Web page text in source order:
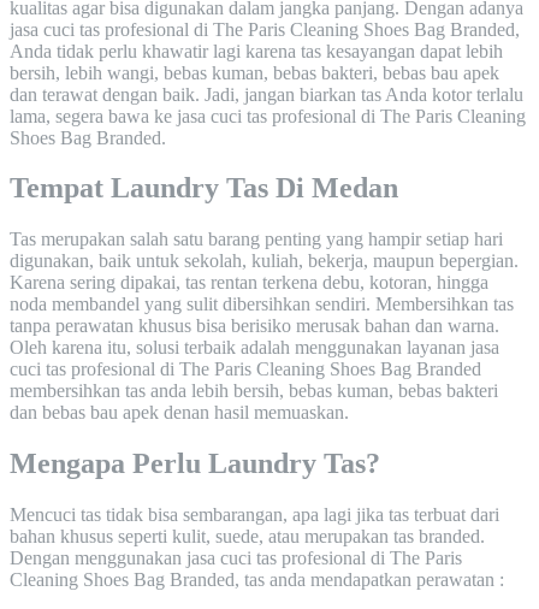
kualitas agar bisa digunakan dalam jangka panjang. Dengan adanya
jasa cuci tas profesional di The Paris Cleaning Shoes Bag Branded,
Anda tidak perlu khawatir lagi karena tas kesayangan dapat lebih
bersih, lebih wangi, bebas kuman, bebas bakteri, bebas bau apek
dan terawat dengan baik. Jadi, jangan biarkan tas Anda kotor terlalu
lama, segera bawa ke jasa cuci tas profesional di The Paris Cleaning
Shoes Bag Branded.
Tempat Laundry Tas Di Medan
Tas merupakan salah satu barang penting yang hampir setiap hari
digunakan, baik untuk sekolah, kuliah, bekerja, maupun bepergian.
Karena sering dipakai, tas rentan terkena debu, kotoran, hingga
noda membandel yang sulit dibersihkan sendiri. Membersihkan tas
tanpa perawatan khusus bisa berisiko merusak bahan dan warna.
Oleh karena itu, solusi terbaik adalah menggunakan layanan jasa
cuci tas profesional di The Paris Cleaning Shoes Bag Branded
membersihkan tas anda lebih bersih, bebas kuman, bebas bakteri
dan bebas bau apek denan hasil memuaskan.
Mengapa Perlu Laundry Tas?
Mencuci tas tidak bisa sembarangan, apa lagi jika tas terbuat dari
bahan khusus seperti kulit, suede, atau merupakan tas branded.
Dengan menggunakan jasa cuci tas profesional di The Paris
Cleaning Shoes Bag Branded, tas anda mendapatkan perawatan :